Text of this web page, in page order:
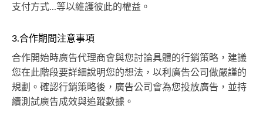
支付方式...等以維護彼此的權益。
3.合作期間注意事項
合作開始時廣告代理商會與您討論具體的行銷策略，建議
您在此階段要詳細說明您的想法，以利廣告公司做嚴謹的
規劃。確認行銷策略後，廣告公司會為您投放廣告，並持
續測試廣告成效與追蹤數據。